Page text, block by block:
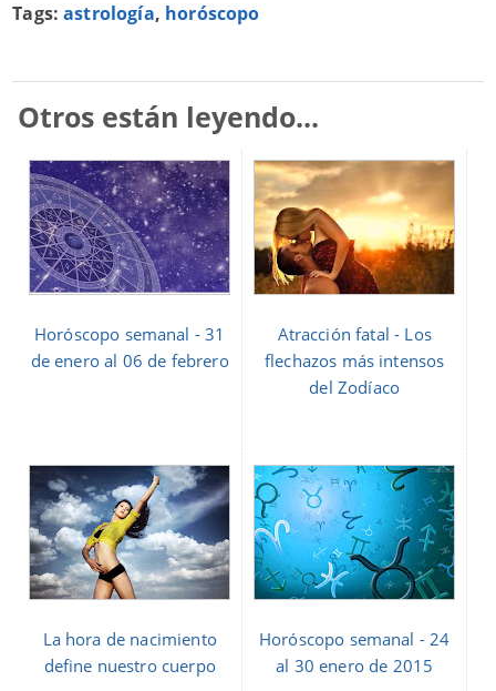
Tags:astrología, horóscopo
Otros están leyendo...
Horóscopo semanal - 31
de enero al 06 de febrero
Atracción fatal - Los
flechazos más intensos
del Zodíaco
La hora de nacimiento
define nuestro cuerpo
Horóscopo semanal - 24
al 30 enero de 2015